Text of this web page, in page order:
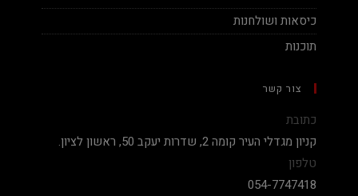
כיסאות ושולחנות
תוכנות
צור קשר
כתובת
קניון מגדלי העיר קומה 2, שדרות יעקב 50, ראשון לציון.
טלפון
054-7747418